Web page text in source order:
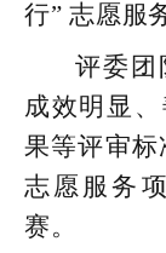
行” 志愿服
评委团
成效明显
果等评审标
志愿服务
赛。